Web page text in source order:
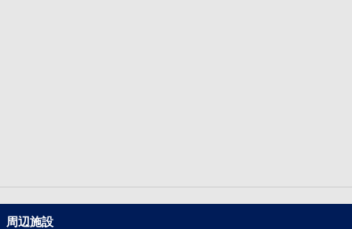
周辺施設